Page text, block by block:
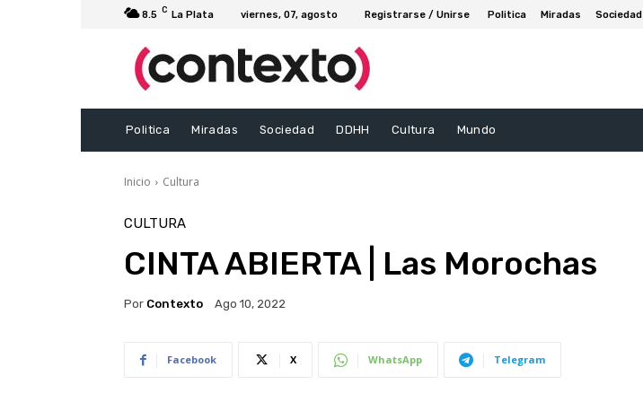
8.5 C La Plata viernes, 07, agosto Registrarse / Unirse Politica Miradas Sociedad
Politica Miradas Sociedad DDHH Cultura Mundo
Inicio Cultura
CULTURA
CINTA ABIERTA | Las Morochas
Por Contexto Ago 10, 2022
Facebook X WhatsApp Telegram